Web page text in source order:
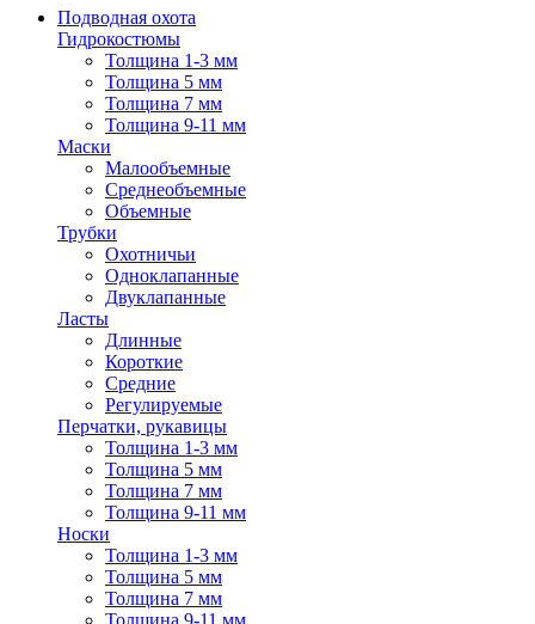
Подводная охота
Гидрокостюмы
Толщина 1-3 мм
Толщина 5 мм
Толщина 7 мм
Толщина 9-11 мм
Маски
Малообъемные
Среднеобъемные
Объемные
Трубки
Охотничьи
Одноклапанные
Двуклапанные
Ласты
Длинные
Короткие
Средние
Регулируемые
Перчатки, рукавицы
Толщина 1-3 мм
Толщина 5 мм
Толщина 7 мм
Толщина 9-11 мм
Носки
Толщина 1-3 мм
Толщина 5 мм
Толщина 7 мм
Толщина 9-11 мм